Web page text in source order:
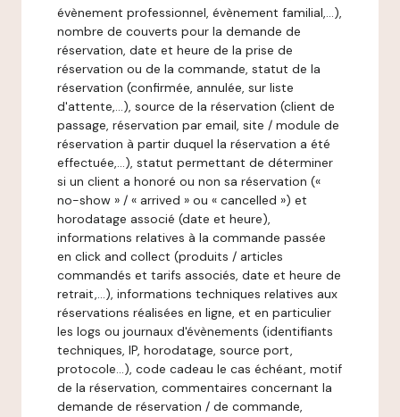
évènement professionnel, évènement familial,…),
nombre de couverts pour la demande de
réservation, date et heure de la prise de
réservation ou de la commande, statut de la
réservation (confirmée, annulée, sur liste
d'attente,…), source de la réservation (client de
passage, réservation par email, site / module de
réservation à partir duquel la réservation a été
effectuée,…), statut permettant de déterminer
si un client a honoré ou non sa réservation («
no-show » / « arrived » ou « cancelled ») et
horodatage associé (date et heure),
informations relatives à la commande passée
en click and collect (produits / articles
commandés et tarifs associés, date et heure de
retrait,…), informations techniques relatives aux
réservations réalisées en ligne, et en particulier
les logs ou journaux d'évènements (identifiants
techniques, IP, horodatage, source port,
protocole…), code cadeau le cas échéant, motif
de la réservation, commentaires concernant la
demande de réservation / de commande,